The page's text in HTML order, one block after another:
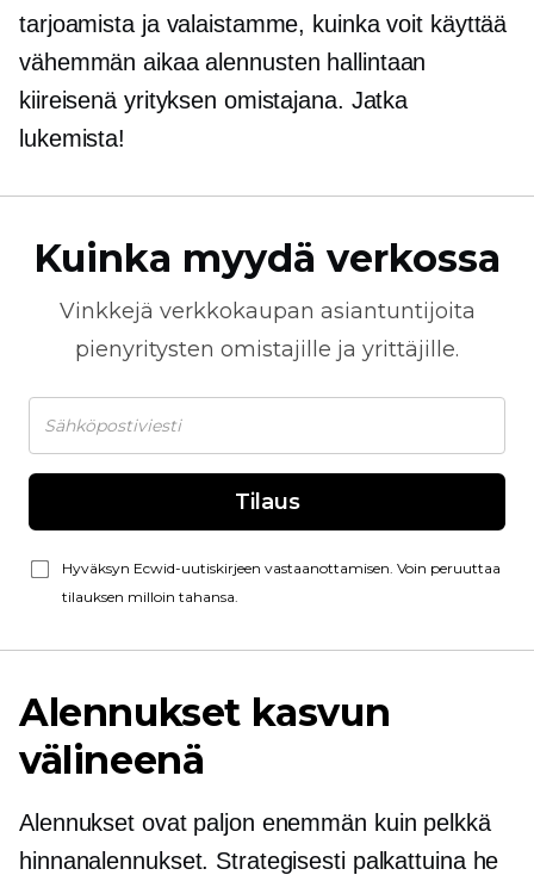
tarjoamista ja valaistamme, kuinka voit käyttää
vähemmän aikaa alennusten hallintaan
kiireisenä yrityksen omistajana. Jatka
lukemista!
Kuinka myydä verkossa
Vinkkejä verkkokaupan asiantuntijoita
pienyritysten omistajille ja yrittäjille.
Tilaus
Hyväksyn Ecwid-uutiskirjeen vastaanottamisen. Voin peruuttaa
tilauksen milloin tahansa.
Alennukset kasvun
välineenä
Alennukset ovat paljon enemmän kuin pelkkä
hinnanalennukset. Strategisesti palkattuina he